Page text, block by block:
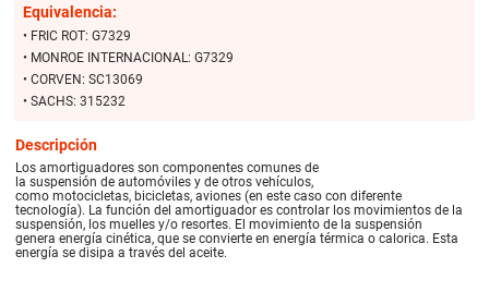
Equivalencia:
• FRIC ROT: G7329
• MONROE INTERNACIONAL: G7329
• CORVEN: SC13069
• SACHS: 315232
Descripción
Los amortiguadores son componentes comunes de
la suspensión de automóviles y de otros vehículos,
como motocicletas, bicicletas, aviones (en este caso con diferente
tecnología). La función del amortiguador es controlar los movimientos de la
suspensión, los muelles y/o resortes. El movimiento de la suspensión
genera energía cinética, que se convierte en energía térmica o calorica. Esta
energía se disipa a través del aceite.